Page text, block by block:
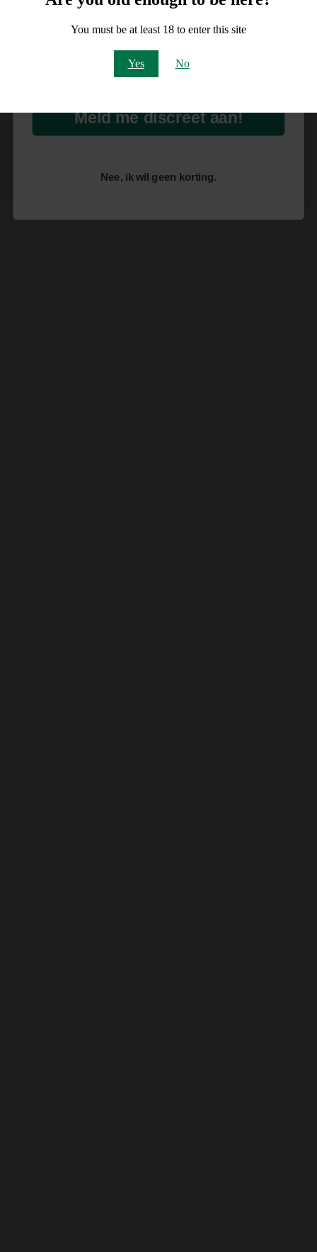
You must be at least 18 to enter this site
Yes No
op je order!
Meld me discreet aan!
Nee, ik wil geen korting.